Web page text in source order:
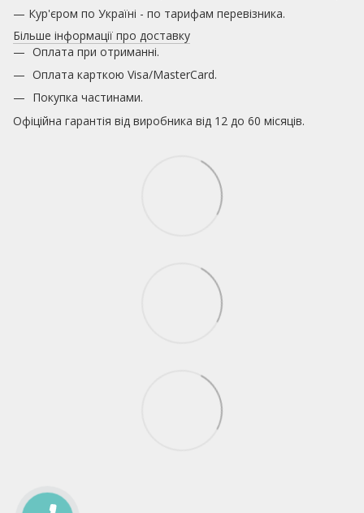
— Кур'єром по Україні - по тарифам перевізника.
Більше інформації про доставку
Оплата при отриманні.
Оплата карткою Visa/MasterCard.
Покупка частинами.
Офіційна гарантія від виробника від 12 до 60 місяців.